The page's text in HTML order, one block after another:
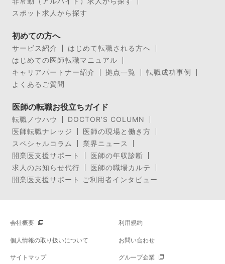
スポット求人から探す
初めての方へ
サービス紹介
はじめて転職される方へ
はじめての医師転職マニュアル
キャリアパートナー紹介
拠点一覧
転職成功事例
よくあるご質問
医師の転職お役立ちガイド
転職ノウハウ
DOCTOR’S COLUMN
医師転職ナレッジ
医師の現場と働き方
スペシャルコラム
業界ニュース
開業医支援サポート
医師の年収診断
求人のお知らせ代行
医師の職場カルテ
開業医支援サポート ご利用者インタビュー
会社概要 利用規約
個人情報の取り扱いについて お問い合わせ
サイトマップ グループ企業